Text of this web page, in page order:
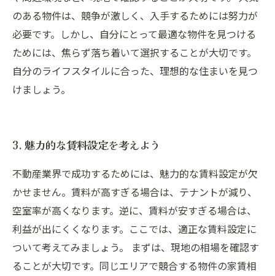
のある物件は、競争が激しく、入手するためには努力が
必要です。しかし、自分にとって最適な物件を見つける
ためには、焦らず落ち着いて選択することが大切です。
自分のライフスタイルに合った、理想的な住まいを見つ
けましょう。
3. 魅力的な賃料設定を考えよう
不動産業界で成功するためには、魅力的な賃料設定が欠
かせません。賃料が高すぎる場合は、テナントが減り、
空室率が高くなります。逆に、賃料が安すぎる場合は、
利益が出にくくなります。ここでは、適正な賃料設定に
ついて考えてみましょう。 まずは、現地の相場を確認す
ることが大切です。同じエリアで競合する物件の家賃相